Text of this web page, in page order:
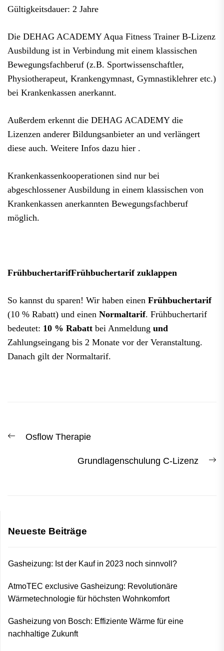
Gültigkeitsdauer: 2 Jahre
Die DEHAG ACADEMY Aqua Fitness Trainer B-Lizenz
Ausbildung ist in Verbindung mit einem klassischen
Bewegungsfachberuf (z.B. Sportwissenschaftler,
Physiotherapeut, Krankengymnast, Gymnastiklehrer etc.)
bei Krankenkassen anerkannt.
Außerdem erkennt die DEHAG ACADEMY die
Lizenzen anderer Bildungsanbieter an und verlängert
diese auch. Weitere Infos dazu hier .
Krankenkassenkooperationen sind nur bei
abgeschlossener Ausbildung in einem klassischen von
Krankenkassen anerkannten Bewegungsfachberuf
möglich.
FrühbuchertarifFrühbuchertarif zuklappen
So kannst du sparen! Wir haben einen Frühbuchertarif
(10 % Rabatt) und einen Normaltarif. Frühbuchertarif
bedeutet: 10 % Rabatt bei Anmeldung und
Zahlungseingang bis 2 Monate vor der Veranstaltung.
Danach gilt der Normaltarif.
Navigation
PreviousOsflow Therapie
Grundlagenschulung C-Lizenz
Neueste Beiträge
Gasheizung: Ist der Kauf in 2023 noch sinnvoll?
AtmoTEC exclusive Gasheizung: Revolutionäre
Wärmetechnologie für höchsten Wohnkomfort
Gasheizung von Bosch: Effiziente Wärme für eine
nachhaltige Zukunft